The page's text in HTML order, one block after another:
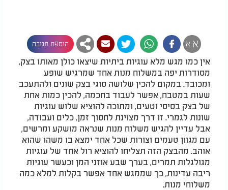
א א הוספת תגובה
אין כמו מגש מלא עוגיות ביתיות שיצאו כולן מאותו בצק,
מסודרות יפה במשלוח מנות אחד שמרגיש שופע
ומכובד. במקום להכין שלושה סוגי בצק שונים ולהתעכב
שעות במטבח, אפשר לעבוד בחכמה, להכין כמות אחת
של בצק בסיסי וטעים, ומתוכה להוציא שלוש עוגיות
שונות לגמרי. זו דרך מצוינת לחסוך זמן, כלים ועבודה,
אבל עדיין להגיש משלוח מנות שנראה מושקע ומרשים,
עם מגוון טעמים וצורות שכל אחד ימצא בו משהו שהוא
אוהב. מהבצק הזה תצליחו להוציא רול אחד של עוגיות
מגולגלות תמרים, בערך שבע אוזני המן וכעשר עוגיות
ריבה עדינות, כך שממגש אחד אפשר בקלות למלא כמה
משלוחי מנות.​